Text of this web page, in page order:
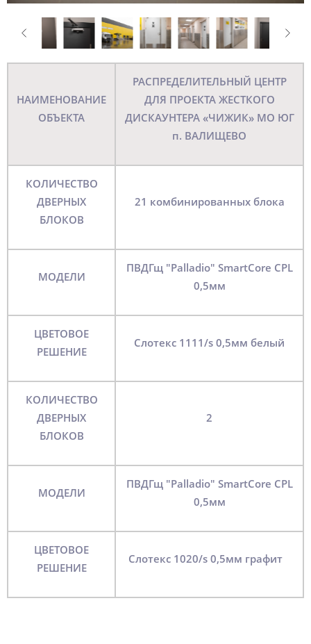
НАИМЕНОВАНИЕ
ОБЪЕКТА
РАСПРЕДЕЛИТЕЛЬНЫЙ ЦЕНТР
ДЛЯ ПРОЕКТА ЖЕСТКОГО
ДИСКАУНТЕРА «ЧИЖИК» МО ЮГ
п. ВАЛИЩЕВО
КОЛИЧЕСТВО
ДВЕРНЫХ
БЛОКОВ
21 комбинированных блока
МОДЕЛИ
ПВДГщ "Palladio" SmartCore CPL
0,5мм
ЦВЕТОВОЕ
РЕШЕНИЕ
слотекс 1111/s 0,5мм белый
КОЛИЧЕСТВО
ДВЕРНЫХ
БЛОКОВ
2
МОДЕЛИ
ПВДГщ "Palladio" SmartCore CPL
0,5мм
ЦВЕТОВОЕ
РЕШЕНИЕ
слотекс 1020/s 0,5мм графит